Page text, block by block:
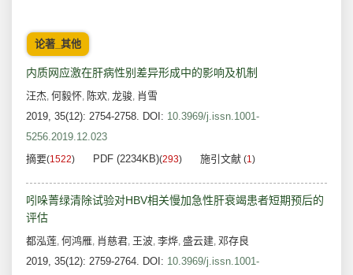
论著_其他
内质网应激在肝病性别差异形成中的影响及机制
汪杰, 何毅怀, 陈欢, 龙骏, 肖雪
2019, 35(12): 2754-2758. DOI: 10.3969/j.issn.1001-
5256.2019.12.023
摘要(1522) PDF (2234KB)(293) 施引文献 (1)
吲哚菁绿清除试验对HBV相关慢加急性肝衰竭患者短期预后的
评估
都泓莲, 何鸿雁, 肖慈君, 王波, 李烨, 盛云建, 邓存良
2019, 35(12): 2759-2764. DOI: 10.3969/j.issn.1001-